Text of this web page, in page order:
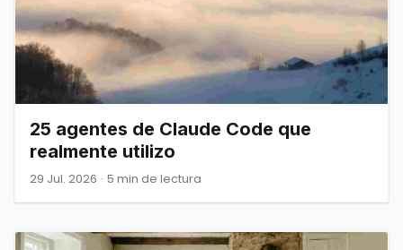
25 agentes de Claude Code que
realmente utilizo
29 Jul. 2026 · 5 min de lectura